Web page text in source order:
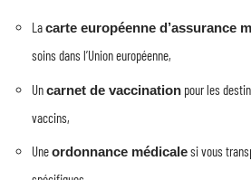
Lacarte européenne d’assurance
soins dans l’Union européenne,
Uncarnet de vaccination pour les
vaccins,
Uneordonnance médicalesi vous